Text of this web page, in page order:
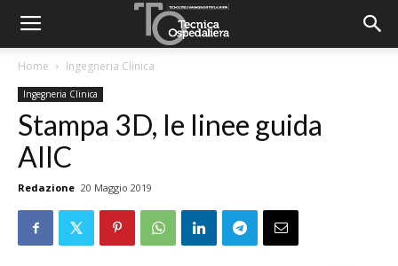
Home Ingegneria Clinica
Ingegneria Clinica
Stampa 3D, le linee guida
AIIC
Redazione 20 Maggio 2019